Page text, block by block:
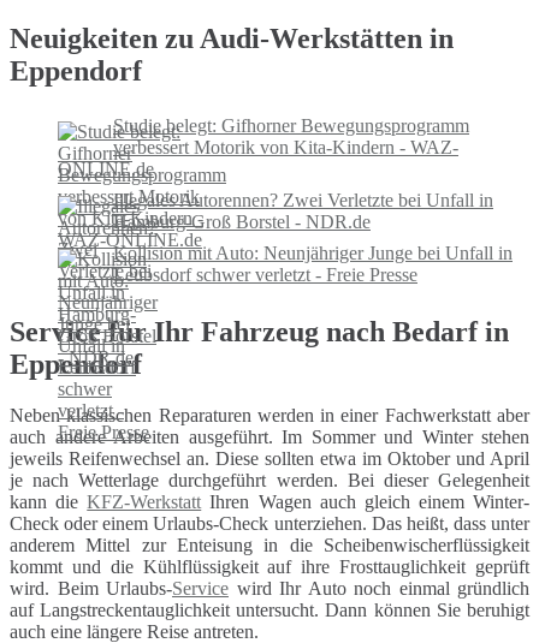
Neuigkeiten zu Audi-Werkstätten in
Eppendorf
Studie belegt: Gifhorner Bewegungsprogramm
verbessert Motorik von Kita-Kindern - WAZ-
ONLINE.de
Illegales Autorennen? Zwei Verletzte bei Unfall in
Hamburg-Groß Borstel - NDR.de
Kollision mit Auto: Neunjähriger Junge bei Unfall in
Leubsdorf schwer verletzt - Freie Presse
Service für Ihr Fahrzeug nach Bedarf in
Eppendorf
Neben klassischen Reparaturen werden in einer Fachwerkstatt aber
auch andere Arbeiten ausgeführt. Im Sommer und Winter stehen
jeweils Reifenwechsel an. Diese sollten etwa im Oktober und April
je nach Wetterlage durchgeführt werden. Bei dieser Gelegenheit
kann dieKFZ-Werkstatt Ihren Wagen auch gleich einem Winter-
Check oder einem Urlaubs-Check unterziehen. Das heißt, dass unter
anderem Mittel zur Enteisung in die Scheibenwischerflüssigkeit
kommt und die Kühlflüssigkeit auf ihre Frosttauglichkeit geprüft
wird. Beim Urlaubs-Service wird Ihr Auto noch einmal gründlich
auf Langstreckentauglichkeit untersucht. Dann können Sie beruhigt
auch eine längere Reise antreten.